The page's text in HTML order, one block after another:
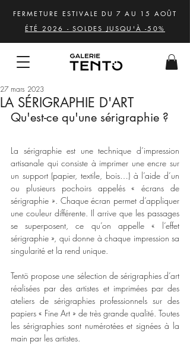
FERMETURE ESTIVALE DU 7 AU 15 AOÛT
ÉTÉ 2026 - SOLDES JUSQU'À -50%
LA SÉRIGRAPHIE D'ART
27 mars 2023
Qu'est-ce qu'une sérigraphie ?
La sérigraphie est une technique d’impression
artisanale qui consiste à imprimer une encre sur
un support (papier, textile, bois…) à l’aide d’un
ou plusieurs pochoirs appelés « écrans de
sérigraphie ». Chaque écran permet d’appliquer
une couleur différente. Il arrive que les passages
se superposent, ce qu’on appelle « l’effet
sérigraphie », qui donne à chaque impression sa
singularité et la rend unique.
Tentö propose une sélection de sérigraphies d’art
réalisées par des artistes et imprimées par des
ateliers de sérigraphies professionnels sur des
papiers « Fine Art » de très grande qualité. Toutes
les sérigraphies sont numérotées et signées à la
main par les artistes.